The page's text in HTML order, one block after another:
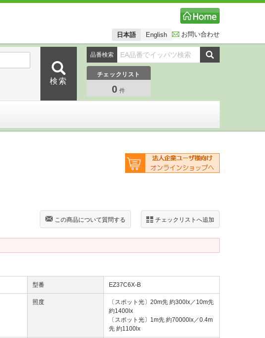
日本語 English お問い合わせ
品番検索
チェックリスト
0 件
チェックリストへ追加
この商品について質問する
型番 EZ37C6X-B
照度
〔スポット光〕20m先 約300lx／10m先
約1400lx
〔スポット光〕1m先 約70000lx／0.4m
先 約1100lx